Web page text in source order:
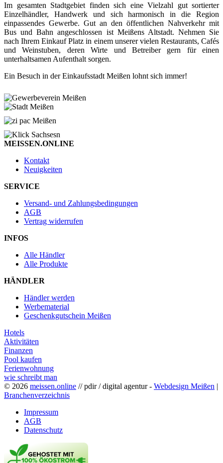
Im gesamten Stadtgebiet finden sich eine Vielzahl gut sortierter
Einzelhändler, Handwerk und sich harmonisch in die Region
einpassendes Gewerbe. Gut an den öffentlichen Nahverkehr mit
Bus und Bahn angeschlossen ist Meißens Altstadt. Nehmen Sie
nach Ihrem Einkauf Platz in einem unserer vielen Restaurants, Cafés
und Weinstuben, deren Wirte und Betreiber gern für einen
unterhaltsamen Aufenthalt sorgen.
Ein Besuch in der Einkaufsstadt Meißen lohnt sich immer!
MEISSEN.ONLINE
Kontakt
Neuigkeiten
SERVICE
Versand- und Zahlungsbedingungen
AGB
Vertrag widerrufen
INFOS
Alle Händler
Alle Produkte
HÄNDLER
Händler werden
Werbematerial
Geschenkgutschein Meißen
Hotels
Aktivitäten
Finanzen
Pool kaufen
Ferienwohnung
wie schreibt man
© 2026 meissen.online // pdir / digital agentur - Webdesign Meißen |
Branchenverzeichnis
Impressum
AGB
Datenschutz